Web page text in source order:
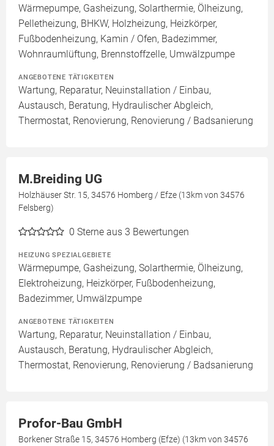
Wärmepumpe, Gasheizung, Solarthermie, Ölheizung,
Pelletheizung, BHKW, Holzheizung, Heizkörper,
Fußbodenheizung, Kamin / Ofen, Badezimmer,
Wohnraumlüftung, Brennstoffzelle, Umwälzpumpe
ANGEBOTENE TÄTIGKEITEN
Wartung, Reparatur, Neuinstallation / Einbau,
Austausch, Beratung, Hydraulischer Abgleich,
Thermostat, Renovierung, Renovierung / Badsanierung
M.Breiding UG
Holzhäuser Str. 15, 34576 Homberg / Efze (13km von 34576
Felsberg)
0 Sterne aus 3 Bewertungen
HEIZUNG SPEZIALGEBIETE
Wärmepumpe, Gasheizung, Solarthermie, Ölheizung,
Elektroheizung, Heizkörper, Fußbodenheizung,
Badezimmer, Umwälzpumpe
ANGEBOTENE TÄTIGKEITEN
Wartung, Reparatur, Neuinstallation / Einbau,
Austausch, Beratung, Hydraulischer Abgleich,
Thermostat, Renovierung, Renovierung / Badsanierung
Profor-Bau GmbH
Borkener Straße 15, 34576 Homberg (Efze) (13km von 34576